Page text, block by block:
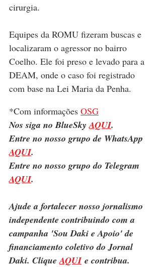
cirurgia.
Equipes da ROMU fizeram buscas e
localizaram o agressor no bairro
Coelho. Ele foi preso e levado para a
DEAM, onde o caso foi registrado
com base na Lei Maria da Penha.
*Com informações OSG
Nos siga no BlueSky AQUI.
Entre no nosso grupo de WhatsApp
AQUI.
Entre no nosso grupo do Telegram
AQUI.
Ajude a fortalecer nosso jornalismo
independente contribuindo com a
campanha 'Sou Daki e Apoio' de
financiamento coletivo do Jornal
Daki. Clique AQUI e contribua.